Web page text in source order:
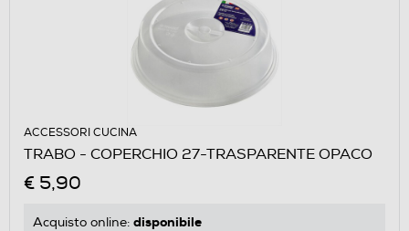
ACCESSORI CUCINA
TRABO - COPERCHIO 27-TRASPARENTE OPACO
€ 5,90
Acquisto online: disponibile